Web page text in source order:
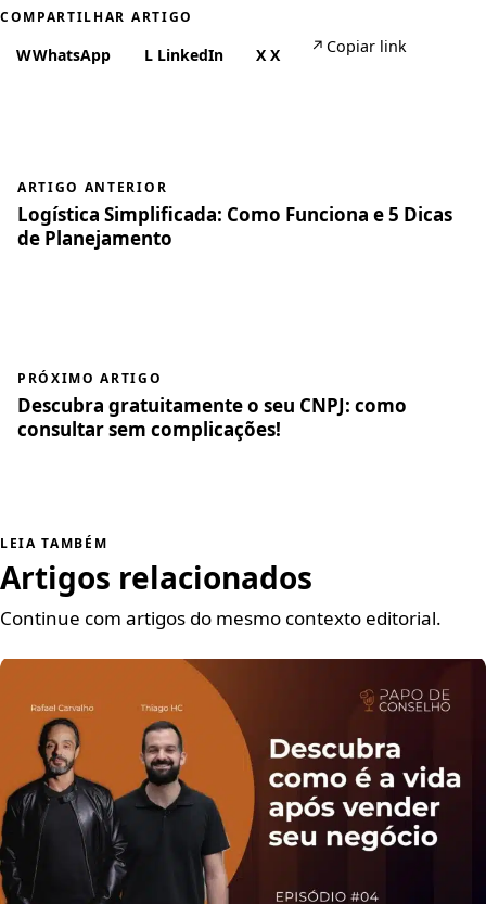
COMPARTILHAR ARTIGO
WWhatsApp L LinkedIn X X ↗ Copiar link
ARTIGO ANTERIOR
Logística Simplificada: Como Funciona e 5 Dicas
de Planejamento
PRÓXIMO ARTIGO
Descubra gratuitamente o seu CNPJ: como
consultar sem complicações!
LEIA TAMBÉM
Artigos relacionados
Continue com artigos do mesmo contexto editorial.